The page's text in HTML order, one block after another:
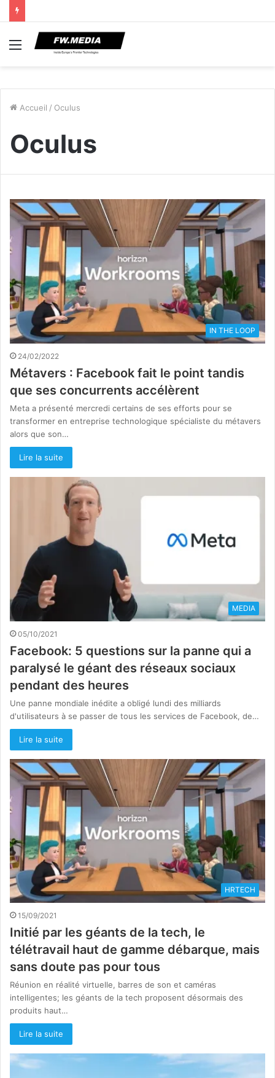
Menu
Accueil / Oculus
Oculus
IN THE LOOP
24/02/2022
Métavers : Facebook fait le point tandis
que ses concurrents accélèrent
Meta a présenté mercredi certains de ses efforts pour se
transformer en entreprise technologique spécialiste du métavers
alors que son…
Lire la suite
MEDIA
05/10/2021
Facebook: 5 questions sur la panne qui a
paralysé le géant des réseaux sociaux
pendant des heures
Une panne mondiale inédite a obligé lundi des milliards
d'utilisateurs à se passer de tous les services de Facebook, de…
Lire la suite
HRTECH
15/09/2021
Initié par les géants de la tech, le
télétravail haut de gamme débarque, mais
sans doute pas pour tous
Réunion en réalité virtuelle, barres de son et caméras
intelligentes; les géants de la tech proposent désormais des
produits haut…
Lire la suite